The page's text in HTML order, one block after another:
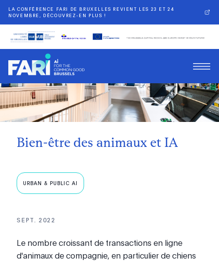
LA CONFÉRENCE FARI DE BRUXELLES REVIENT LES 23 ET 24
NOVEMBRE, DÉCOUVREZ-EN PLUS !
Retour
Bien-être des animaux et IA
URBAN & PUBLIC AI
SEPT. 2022
Le nombre croissant de transactions en ligne
d'animaux de compagnie, en particulier de chiens